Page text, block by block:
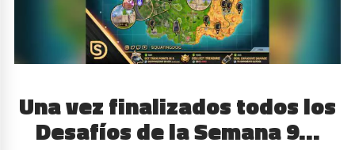
Una vez finalizados todos los
Desafíos de la Semana 9…